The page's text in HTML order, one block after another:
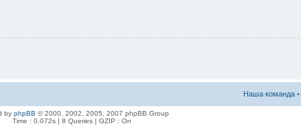
Наша команда •
by phpBB © 2000, 2002, 2005, 2007 phpBB Group
Time : 0.072s | 8 Queries | GZIP : On